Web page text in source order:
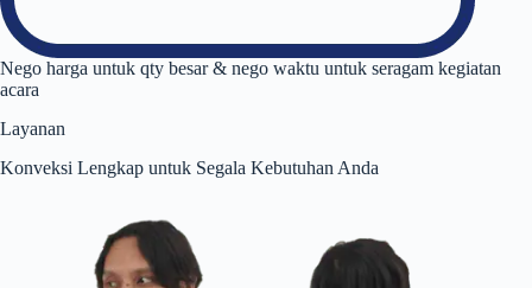
Nego harga untuk qty besar & nego waktu untuk seragam kegiatan
acara
Layanan
Konveksi Lengkap untuk Segala Kebutuhan Anda